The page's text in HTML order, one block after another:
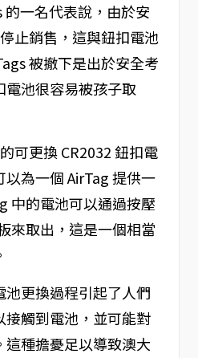
一名代表說，由於安
止銷售，這與鈕扣電池
被撤下是出於安全考
電池很容易被孩子取
可更換 CR2032 鈕扣電
為一個 AirTag 提供一
中的電池可以通過按壓
來取出，這是一個相當
更換過程引起了人們
接觸到電池，並可能對
這種擔憂足以導致澳大